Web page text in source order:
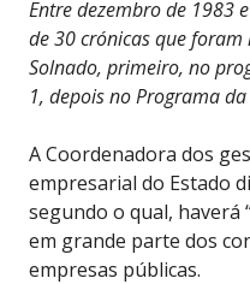
Entre dezembro de 1983
de 30 crónicas que
Solnado, primeiro, no
1, depois no Programa
A Coordenadora dos
empresarial do Estado
segundo o qual, haverá
em grande parte dos
empresas públicas.